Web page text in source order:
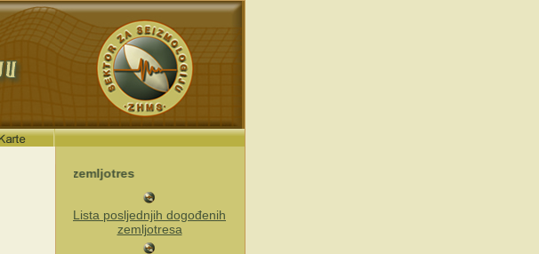
Poslednji zemljotres
Lista posljednjih dogođenih
zemljotresa